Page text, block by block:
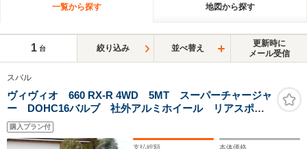
一覧から探す 地図から探す
1 台 絞り込み 並べ替え
更新時に
メール受信
スバル
ヴィヴィオ 660 RX-R 4WD 5MT スーパーチャージャ
ー DOHC16バルブ 社外アルミホイール リアスポイ
ラー フォグランプ
購入プラン付